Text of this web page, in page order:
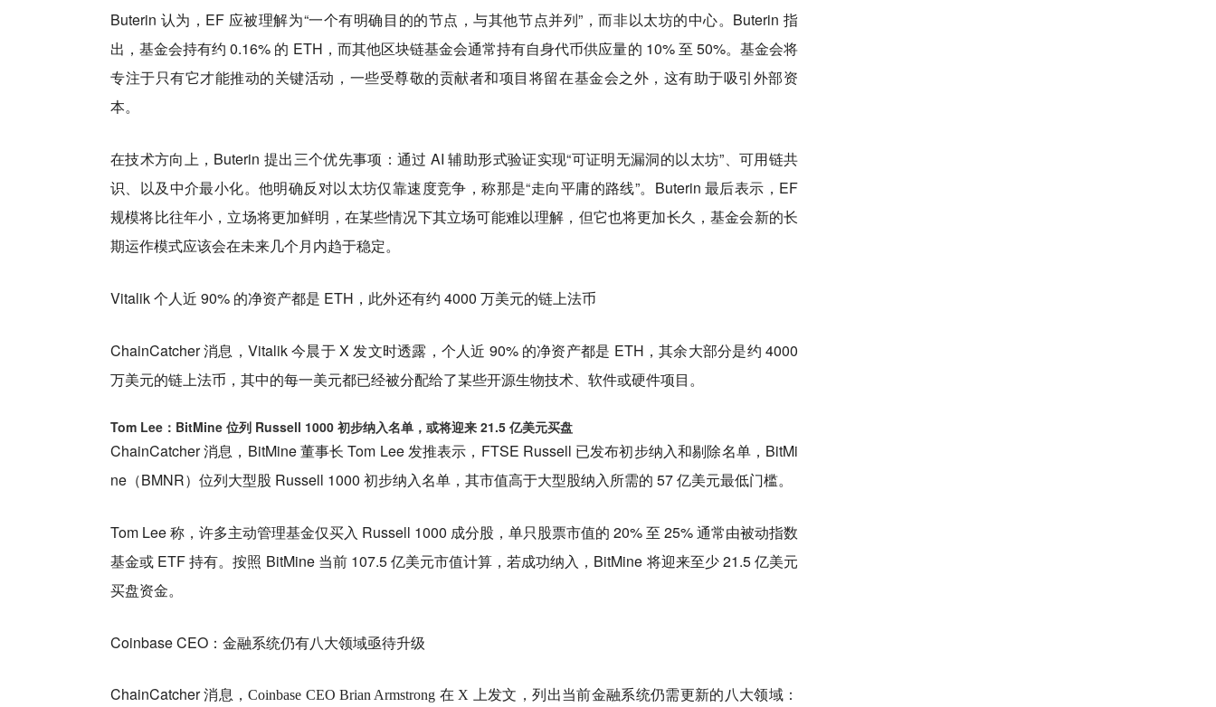
Buterin 认为，EF 应被理解为“一个有明确目的的节点，与其他节点并列”，而非以太坊的中心。Buterin 指
出，基金会持有约 0.16% 的 ETH，而其他区块链基金会通常持有自身代币供应量的 10% 至 50%。基金会将
专注于只有它才能推动的关键活动，一些受尊敬的贡献者和项目将留在基金会之外，这有助于吸引外部资
本。
在技术方向上，Buterin 提出三个优先事项：通过 AI 辅助形式验证实现“可证明无漏洞的以太坊”、可用链共
识、以及中介最小化。他明确反对以太坊仅靠速度竞争，称那是“走向平庸的路线”。Buterin 最后表示，EF
规模将比往年小，立场将更加鲜明，在某些情况下其立场可能难以理解，但它也将更加长久，基金会新的长
期运作模式应该会在未来几个月内趋于稳定。
Vitalik 个人近 90% 的净资产都是 ETH，此外还有约 4000 万美元的链上法币
ChainCatcher 消息，Vitalik 今晨于 X 发文时透露，个人近 90% 的净资产都是 ETH，其余大部分是约 4000
万美元的链上法币，其中的每一美元都已经被分配给了某些开源生物技术、软件或硬件项目。
Tom Lee：BitMine 位列 Russell 1000 初步纳入名单，或将迎来 21.5 亿美元买盘
ChainCatcher 消息，BitMine 董事长 Tom Lee 发推表示，FTSE Russell 已发布初步纳入和剔除名单，BitMi
ne（BMNR）位列大型股 Russell 1000 初步纳入名单，其市值高于大型股纳入所需的 57 亿美元最低门槛。
Tom Lee 称，许多主动管理基金仅买入 Russell 1000 成分股，单只股票市值的 20% 至 25% 通常由被动指数
基金或 ETF 持有。按照 BitMine 当前 107.5 亿美元市值计算，若成功纳入，BitMine 将迎来至少 21.5 亿美元
买盘资金。
Coinbase CEO：金融系统仍有八大领域亟待升级
ChainCatcher 消息，Coinbase CEO Brian Armstrong 在 X 上发文，列出当前金融系统仍需更新的八大领域：